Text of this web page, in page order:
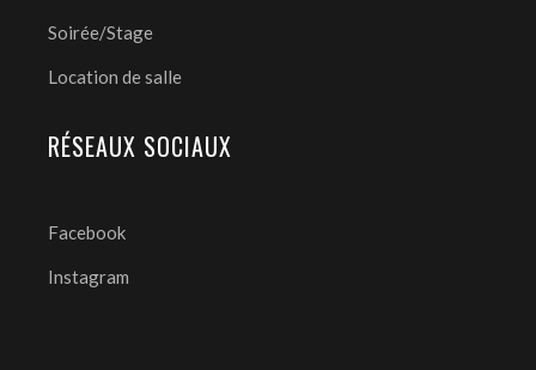
Soirée/Stage
Location de salle
RÉSEAUX SOCIAUX
Facebook
Instagram